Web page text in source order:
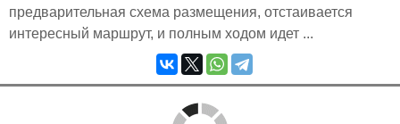
предварительная схема размещения, отстаивается
интересный маршрут, и полным ходом идет ...